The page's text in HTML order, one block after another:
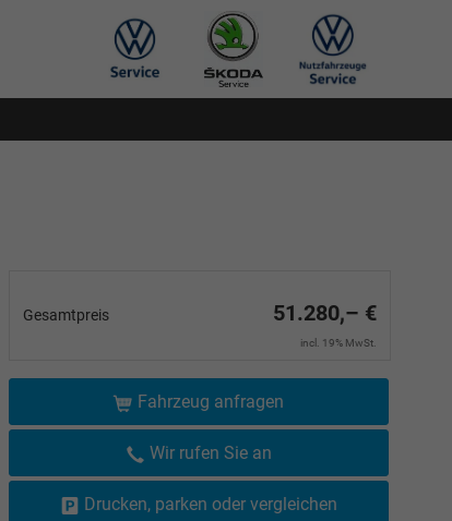
Gesamtpreis 51.280,– €
incl. 19% MwSt.
Fahrzeug anfragen
Wir rufen Sie an
Drucken, parken oder vergleichen